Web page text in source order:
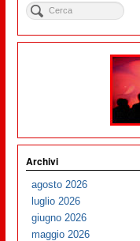
Archivi
agosto 2026
luglio 2026
giugno 2026
maggio 2026